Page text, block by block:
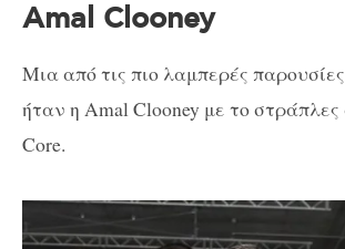
Amal Clooney
Μια από τις πιο λαμπερές
ήταν η Amal Clooney με το
Core.